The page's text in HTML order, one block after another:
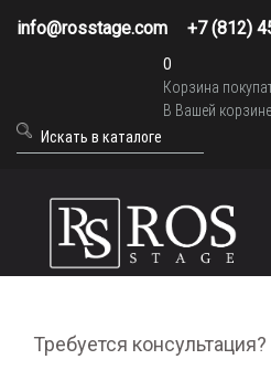
info@rosstage.com +7 (812)
0
Корзина
В Вашей
Требуется консультация?